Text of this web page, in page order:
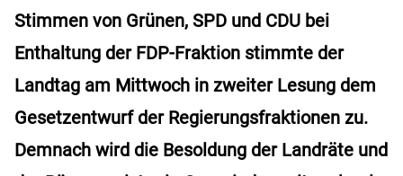
Stimmen von Grünen, SPD und CDU bei
Enthaltung der FDP-Fraktion stimmte der
Landtag am Mittwoch in zweiter Lesung dem
Gesetzentwurf der Regierungsfraktionen zu.
Demnach wird die Besoldung der Landräte und